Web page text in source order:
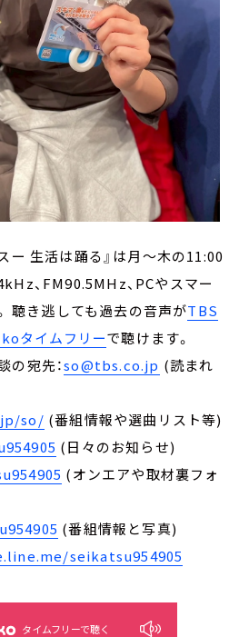
ー 生活は踊る』は月～木の11:00
、FM90.5MHz、PCやスマー
聴き逃しても過去の音声がTBS
タイムフリーで聴けます。
の宛先：so@tbs.co.jp (読まれ
so/ (番組情報や選曲リスト等)
(日々のお知らせ)
(オンエアや取材裏フォ
(番組情報と写真)
seikatsu954905
タイムフリーで聴く